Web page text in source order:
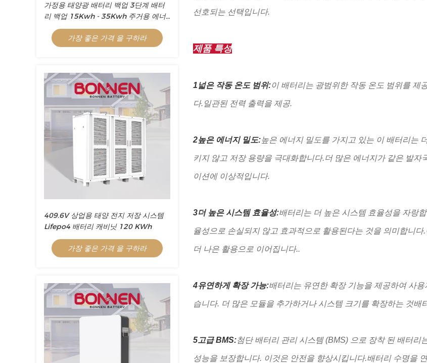
가정용 태양광 배터리 백업 3단계 배터
리 백업 15Kwh - 35Kwh 주거용 에너
지 저장
가장 좋은 가격 을 구하라
409.6V 상업용 태양 전지 저장 시스템
Lifepo4 배터리 캐비닛 120 KWh
가장 좋은 가격 을 구하라
선호되는 선택입니다.
제품 특성
1넓은 작동 온도 범위:이 배터리는 광범위한 작동 온도 범위를 제
다.일관된 전력 출력을 제공.
2높은 에너지 밀도:높은 에너지 밀도를 가지고 있는 이 배터리는
키지 않고 저장 용량을 극대화합니다.더 많은 에너지가 같은 발
이션에 이상적입니다.
3더 높은 시스템 효율성:배터리는 더 높은 시스템 효율성을 자랑
율성으로 손실되지 않고 효과적으로 활용된다는 것을 의미합니
더 나은 활용으로 이어집니다..
4유연하게 확장 가능:배터리는 유연한 확장 기능을 제공하여 사
습니다. 더 많은 모듈을 추가하거나 시스템 크기를 확장하는 것
5고급 BMS:첨단 배터리 관리 시스템 (BMS) 으로 장착 된 배터
성능을 보장합니다. 이것은 안전을 향상시킵니다.배터리 수명을